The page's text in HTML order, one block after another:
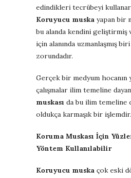
edindikleri tecrübeyi
Koruyucu muska yapan bir
bu alanda kendini geliştirmiş
için alanında uzmanlaşmış
zorundadır.
Gerçek bir medyum hocanın
çalışmalar ilim temeline
muskası da bu ilim temeline
oldukça karmaşık bir işlemdir.
Koruma Muskası İçin
Yöntem Kullanılabilir
Koruyucu muska çok eski